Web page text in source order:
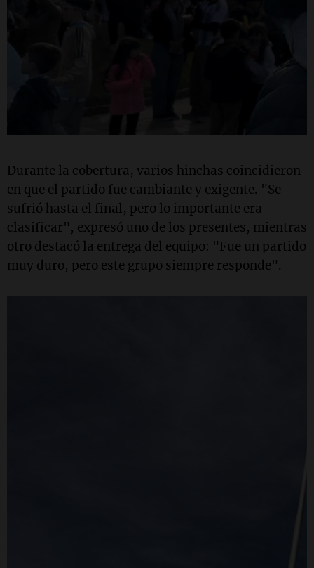
Durante la cobertura, varios hinchas coincidieron
en que el partido fue cambiante y exigente. "Se
sufrió hasta el final, pero lo importante era
clasificar", expresó uno de los presentes, mientras
otro destacó la entrega del equipo: "Fue un partido
muy duro, pero este grupo siempre responde".